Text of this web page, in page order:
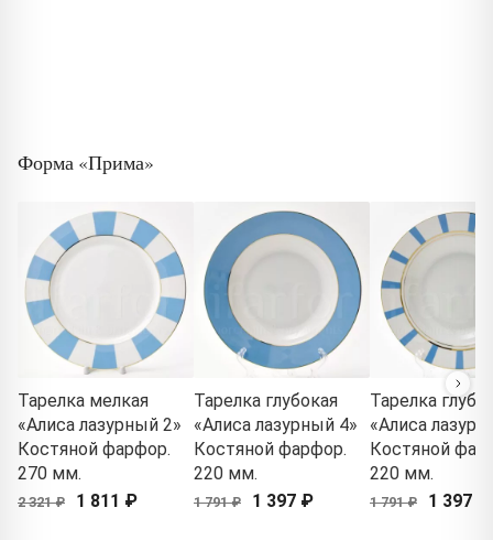
Форма «Прима»
Тарелка мелкая
«Алиса лазурный 2»
Костяной фарфор.
270 мм.
2 321 ₽ 1 811 ₽
Тарелка глубокая
«Алиса лазурный 4»
Костяной фарфор.
220 мм.
1 791 ₽ 1 397 ₽
Тарелка
«Алиса
Костяной
220 мм.
1 791 ₽ 1 397 ₽